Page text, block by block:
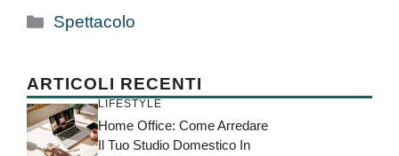
Categorie
Spettacolo
ARTICOLI RECENTI
LIFESTYLE
Home Office: Come Arredare
Il Tuo Studio Domestico In